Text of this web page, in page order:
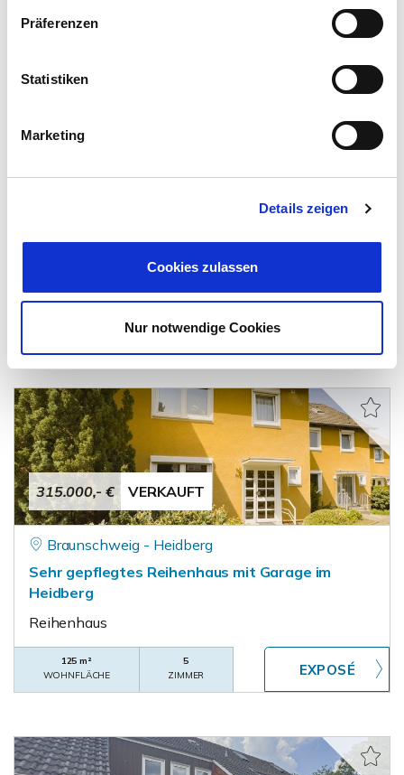
Präferenzen
Statistiken
Marketing
Details zeigen
Cookies zulassen
Nur notwendige Cookies
Braunschweig / Wenden-Thune-Harxbüttel -
und Teich (renovierungsbedürftig)
ZIMMER
315.000,- € VERKAUFT
Braunschweig - Heidberg
Sehr gepflegtes Reihenhaus mit Garage im
Heidberg
Reihenhaus
125 m²
WOHNFLÄCHE
5
ZIMMER